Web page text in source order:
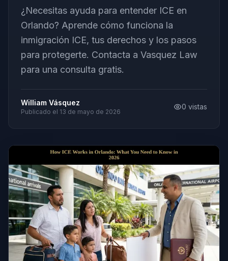
¿Necesitas ayuda para entender ICE en
Orlando? Aprende cómo funciona la
inmigración ICE, tus derechos y los pasos
para protegerte. Contacta a Vasquez Law
para una consulta gratis.
William Vásquez
Publicado el 13 de mayo de 2026
0 vistas